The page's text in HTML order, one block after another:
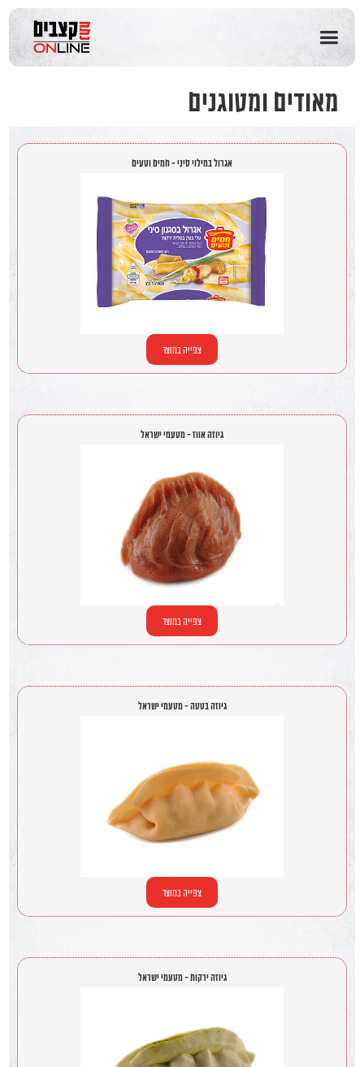
שִׂים
בְּאֲתָר
זֶה
לִנְגִישׁוּת
מאודים ומטוגנים
אגרול במילוי סיני - חמים וטעים
צפייה במוצר
גיוזה אווז - מטעמי ישראל
צפייה במוצר
גיוזה בטטה - מטעמי ישראל
צפייה במוצר
גיוזה ירקות - מטעמי ישראל